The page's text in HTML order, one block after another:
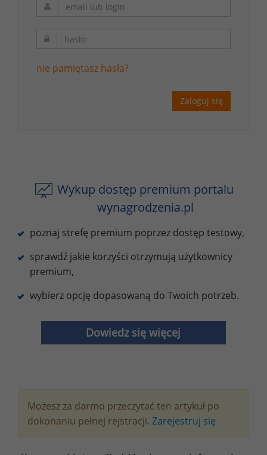
nie pamiętasz hasła?
Zaloguj się
Wykup dostęp premium portalu
wynagrodzenia.pl
poznaj strefę premium poprzez dostęp testowy,
sprawdź jakie korzyści otrzymują użytkownicy
premium,
wybierz opcję dopasowaną do Twoich potrzeb.
Dowiedz się więcej
Możesz za darmo przeczytać ten artykuł po
dokonaniu pełnej rejstracji. Zarejestruj się